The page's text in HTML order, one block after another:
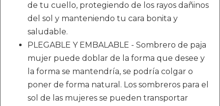
de tu cuello, protegiendo de los rayos dañinos
del sol y manteniendo tu cara bonita y
saludable.
PLEGABLE Y EMBALABLE - Sombrero de paja
mujer puede doblar de la forma que desee y
la forma se mantendría, se podría colgar o
poner de forma natural. Los sombreros para el
sol de las mujeres se pueden transportar